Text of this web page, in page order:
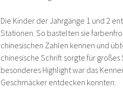
Die Kinder der Jahrgänge 1 und 2
Stationen. So bastelten sie
chinesischen Zahlen kennen und
chinesische Schrift sorgte für
besonderes Highlight war das
Geschmäcker entdecken konnten.